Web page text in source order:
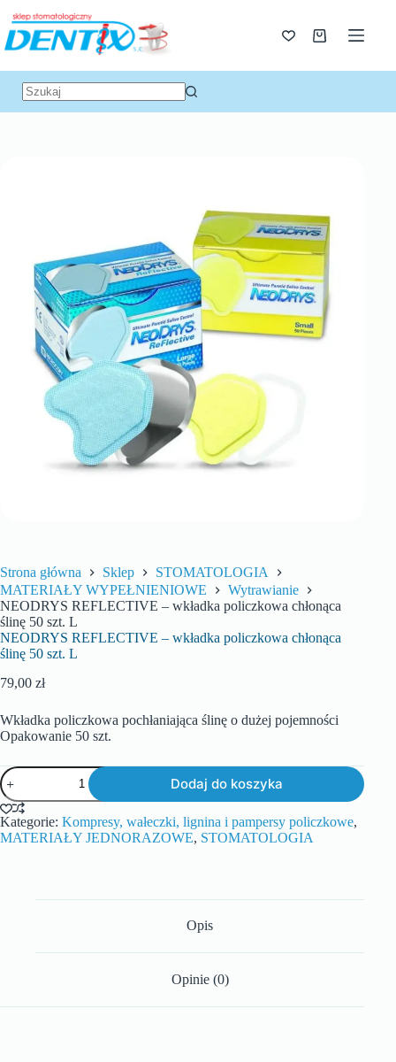
Strona główna Sklep
STOMATOLOGIA
MATERIAŁY WYPEŁNIENIOWE
Wytrawianie
NEODRYS REFLECTIVE – wkładka policzkowa chłonąca
ślinę 50 szt. L
NEODRYS REFLECTIVE – wkładka policzkowa chłonąca
ślinę 50 szt. L
79,00 zł
Wkładka policzkowa pochłaniająca ślinę o dużej pojemności
Opakowanie 50 szt.
Dodaj do koszyka
Kategorie: Kompresy, wałeczki, lignina i pampersy policzkowe,
MATERIAŁY JEDNORAZOWE, STOMATOLOGIA
Opis
Opinie (0)